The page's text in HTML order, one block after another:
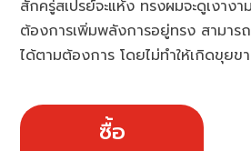
สักครู่สเปรย์จะแห้ง ทรงผมจะดูเงาง
ต้องการเพิ่มพลังการอยู่ทรง สามาร
ได้ตามต้องการ โดยไม่ทำให้เกิดขุยข
ซื้อ